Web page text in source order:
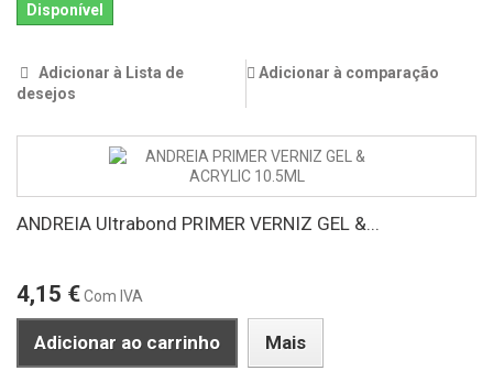
Disponível
Adicionar à Lista de
desejos
Adicionar à comparação
ANDREIA Ultrabond PRIMER VERNIZ GEL &...
4,15 €Com IVA
Adicionar ao carrinho Mais